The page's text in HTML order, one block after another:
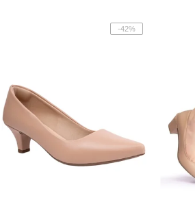
-42%